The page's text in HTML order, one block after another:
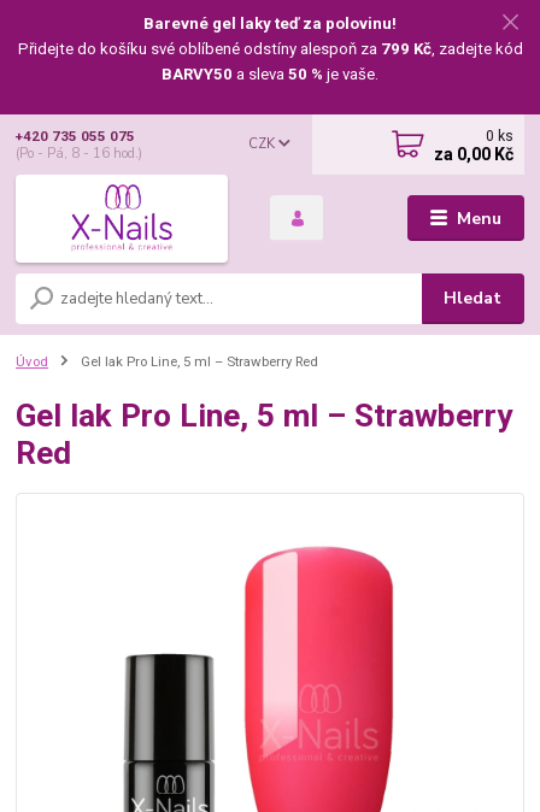
Barevné gel laky teď za polovinu!
Přidejte do košíku své oblíbené odstíny alespoň za 799 Kč, zadejte kód
BARVY50 a sleva 50 % je vaše.
Menu
CZK
Hledat
+420 735 055 075
(Po - Pá, 8 - 16 hod.)
0 ks
za 0,00 Kč
Úvod Gel lak Pro Line, 5 ml – Strawberry Red
Gel lak Pro Line, 5 ml – Strawberry
Red